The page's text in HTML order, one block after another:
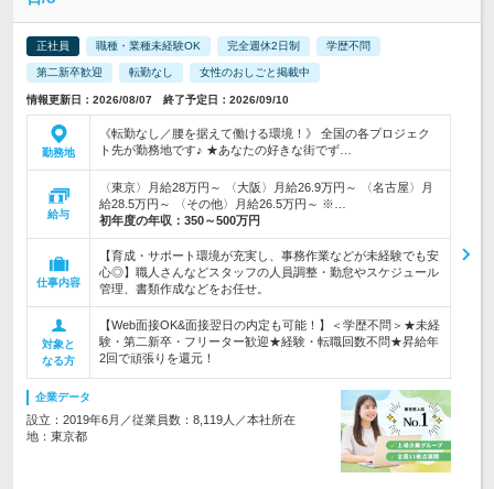
正社員 職種・業種未経験OK 完全週休2日制 学歴不問
第二新卒歓迎 転勤なし 女性のおしごと掲載中
情報更新日：2026/08/07 終了予定日：2026/09/10
勤務地
《転勤なし／腰を据えて働ける環境！》 全国の各プロジェク
ト先が勤務地です♪ ★あなたの好きな街でず…
給与
〈東京〉月給28万円～ 〈大阪〉月給26.9万円～ 〈名古屋〉月
給28.5万円～ 〈その他〉月給26.5万円～ ※…
初年度の年収： 350～500万円
仕事内容
【育成・サポート環境が充実し、事務作業などが未経験でも安
心◎】職人さんなどスタッフの人員調整・勤怠やスケジュール
管理、書類作成などをお任せ。
対象と
なる方
【Web面接OK&面接翌日の内定も可能！】＜学歴不問＞★未経
験・第二新卒・フリーター歓迎★経験・転職回数不問★昇給年
2回で頑張りを還元！
企業データ
設立：2019年6月／従業員数：8,119人／本社所在
地：東京都